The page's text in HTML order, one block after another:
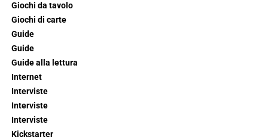
Giochi da tavolo
Giochi di carte
Guide
Guide
Guide alla lettura
Internet
Interviste
Interviste
Interviste
Kickstarter